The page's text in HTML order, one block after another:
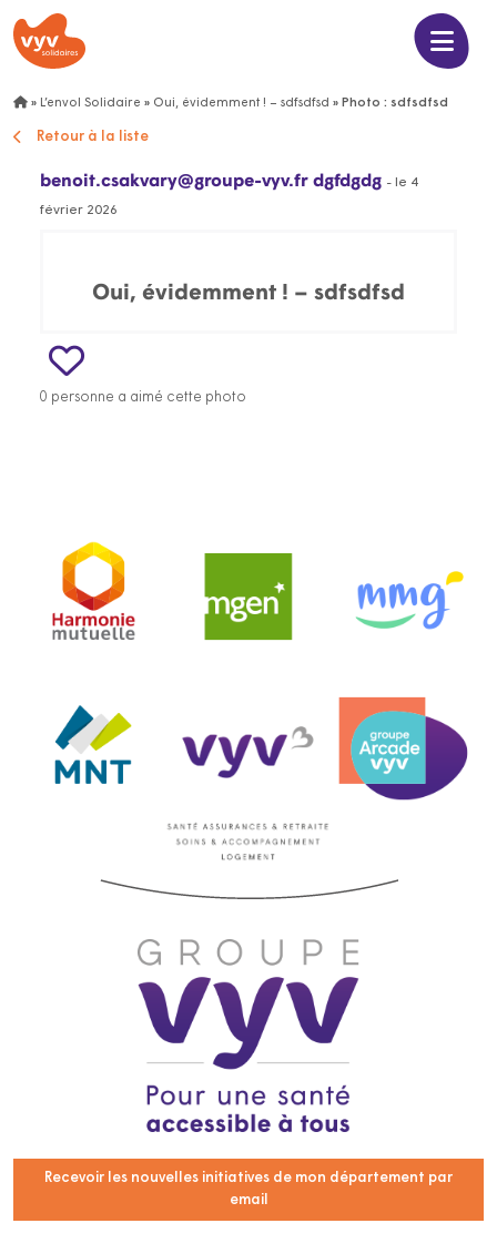
» L’envol Solidaire » Oui, évidemment ! – sdfsdfsd » Photo : sdfsdfsd
Retour à la liste
benoit.csakvary@groupe-vyv.fr dgfdgdg - le 4
février 2026
Oui, évidemment ! – sdfsdfsd
0 personne a aimé cette photo
Recevoir les nouvelles initiatives de mon département par
email